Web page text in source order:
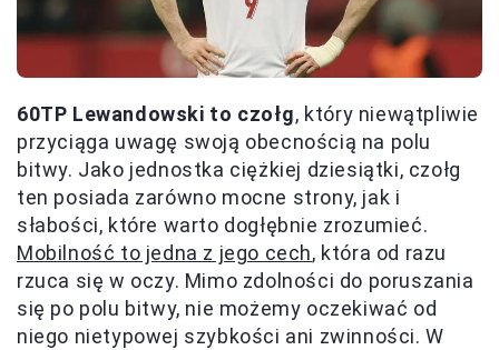
60TP Lewandowski to czołg, który niewątpliwie
przyciąga uwagę swoją obecnością na polu
bitwy. Jako jednostka ciężkiej dziesiątki, czołg
ten posiada zarówno mocne strony, jak i
słabości, które warto dogłębnie zrozumieć.
Mobilność to jedna z jego cech, która od razu
rzuca się w oczy. Mimo zdolności do poruszania
się po polu bitwy, nie możemy oczekiwać od
niego nietypowej szybkości ani zwinności. W